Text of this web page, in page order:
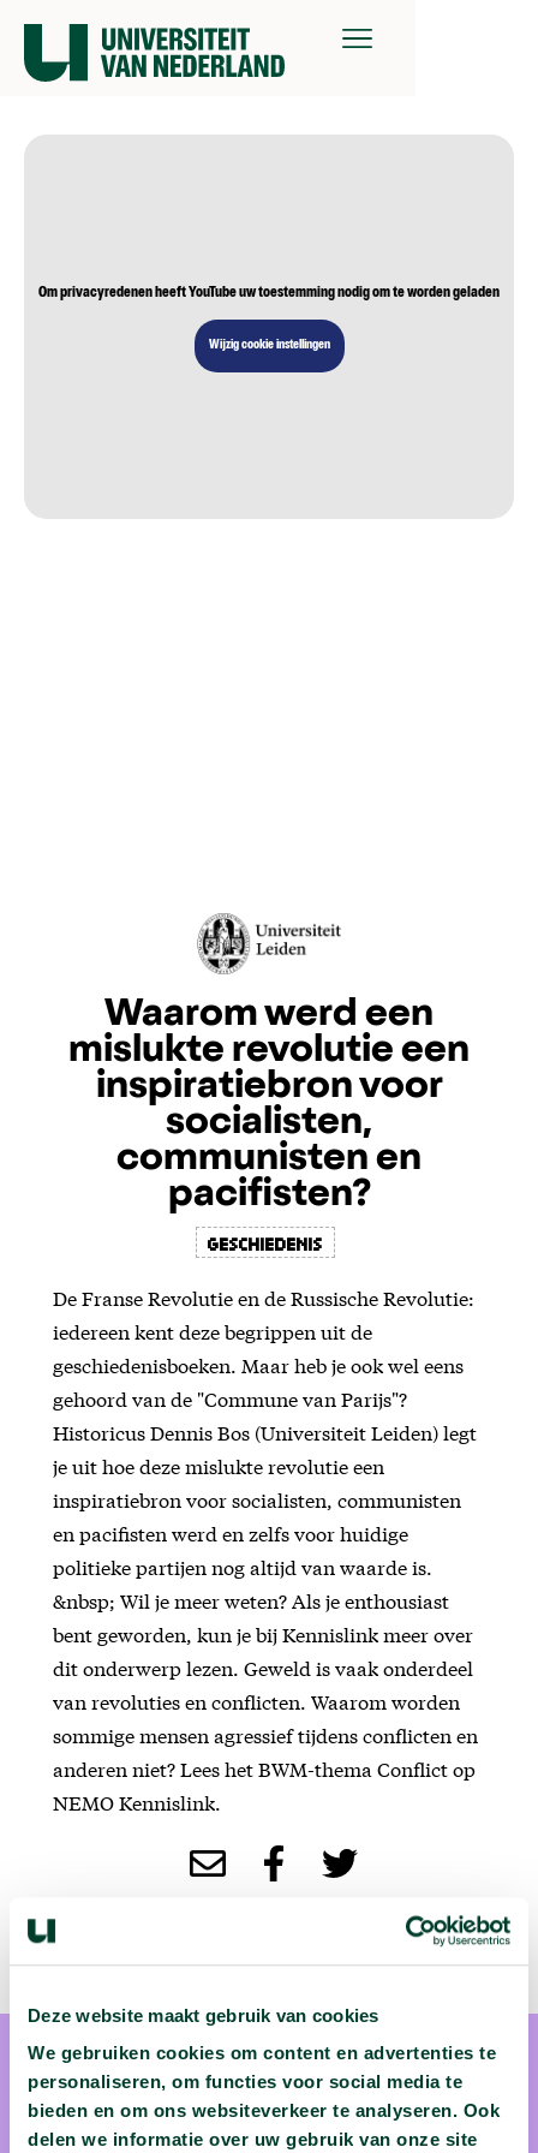
Deze website maakt gebruik van cookies
We gebruiken cookies om content en advertenties te
personaliseren, om functies voor social media te
bieden en om ons websiteverkeer te analyseren. Ook
delen we informatie over uw gebruik van onze site
Om privacyredenen heeft YouTube uw toestemming nodig om te worden geladen
Wijzig cookie instellingen
Waarom werd een
mislukte revolutie een
inspiratiebron voor
socialisten,
communisten en
pacifisten?
Geschiedenis
De Franse Revolutie en de Russische Revolutie:
iedereen kent deze begrippen uit de
geschiedenisboeken. Maar heb je ook wel eens
gehoord van de "Commune van Parijs"?
Historicus Dennis Bos (Universiteit Leiden) legt
je uit hoe deze mislukte revolutie een
inspiratiebron voor socialisten, communisten
en pacifisten werd en zelfs voor huidige
politieke partijen nog altijd van waarde is.
&nbsp; Wil je meer weten? Als je enthousiast
bent geworden, kun je bij Kennislink meer over
dit onderwerp lezen. Geweld is vaak onderdeel
van revoluties en conflicten. Waarom worden
sommige mensen agressief tijdens conflicten en
anderen niet? Lees het BWM-thema Conflict op
NEMO Kennislink.